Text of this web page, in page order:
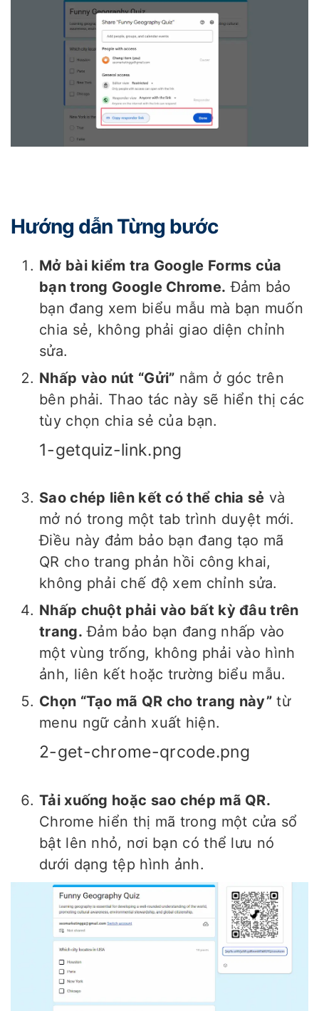
Hướng dẫn Từng bước
Mở bài kiểm tra Google Forms của
bạn trong Google Chrome. Đảm bảo
bạn đang xem biểu mẫu mà bạn muốn
chia sẻ, không phải giao diện chỉnh
sửa.
Nhấp vào nút “Gửi” nằm ở góc trên
bên phải. Thao tác này sẽ hiển thị các
tùy chọn chia sẻ của bạn.
1-getquiz-link.png
Sao chép liên kết có thể chia sẻ và
mở nó trong một tab trình duyệt mới.
Điều này đảm bảo bạn đang tạo mã
QR cho trang phản hồi công khai,
không phải chế độ xem chỉnh sửa.
Nhấp chuột phải vào bất kỳ đâu trên
trang. Đảm bảo bạn đang nhấp vào
một vùng trống, không phải vào hình
ảnh, liên kết hoặc trường biểu mẫu.
Chọn “Tạo mã QR cho trang này” từ
menu ngữ cảnh xuất hiện.
2-get-chrome-qrcode.png
Tải xuống hoặc sao chép mã QR.
Chrome hiển thị mã trong một cửa sổ
bật lên nhỏ, nơi bạn có thể lưu nó
dưới dạng tệp hình ảnh.